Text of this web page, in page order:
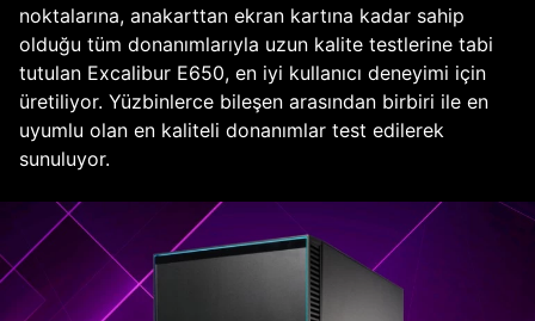
noktalarına, anakarttan ekran kartına kadar sahip
olduğu tüm donanımlarıyla uzun kalite testlerine tabi
tutulan Excalibur E650, en iyi kullanıcı deneyimi için
üretiliyor. Yüzbinlerce bileşen arasından birbiri ile en
uyumlu olan en kaliteli donanımlar test edilerek
sunuluyor.